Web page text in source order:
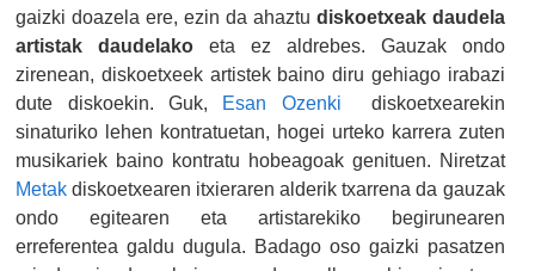
gaizki doazela ere, ezin da ahaztu diskoetxeak daudela
artistak daudelako eta ez aldrebes. Gauzak ondo
zirenean, diskoetxeek artistek baino diru gehiago irabazi
dute diskoekin. Guk, Esan Ozenki
diskoetxearekin
sinaturiko lehen kontratuetan, hogei urteko karrera zuten
musikariek baino kontratu hobeagoak genituen. Niretzat
Metak diskoetxearen itxieraren alderik txarrena da gauzak
ondo egitearen eta artistarekiko begirunearen
erreferentea galdu dugula. Badago oso gaizki pasatzen